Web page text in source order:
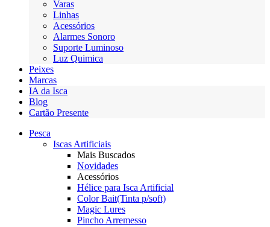
Varas
Linhas
Acessórios
Alarmes Sonoro
Suporte Luminoso
Luz Quimica
Peixes
Marcas
IA da Isca
Blog
Cartão Presente
Pesca
Iscas Artificiais
Mais Buscados
Novidades
Acessórios
Hélice para Isca Artificial
Color Bait(Tinta p/soft)
Magic Lures
Pincho Arremesso